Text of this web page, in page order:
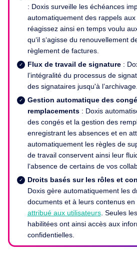
: Doxis surveille les échéances
automatiquement des rappels
réagissez ainsi en temps voulu
qu‘il s‘agisse du renouvellement
règlement de factures.
Flux de travail de signature :
l’intégralité du processus de
des signataires jusqu'à l’archivage.
Gestion automatique des
remplacements: Doxis
des congés et la gestion des
enregistrant les absences et en
automatiquement les règles de
de travail conservent ainsi leur
l‘absence de certains de vos
Droits basés sur les rôles et
Doxis gère automatiquement les
documents et à leurs contenus en
attribué aux utilisateurs. Seules
habilitées ont ainsi accès aux
confidentielles.